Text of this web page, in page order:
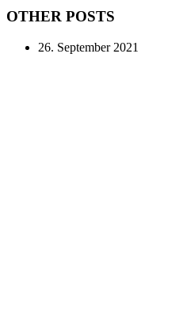
OTHER POSTS
26. September 2021